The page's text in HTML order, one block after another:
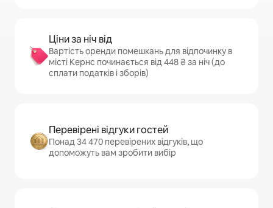
Ціни за ніч від
Вартість оренди помешкань для відпочинку в
місті Кернс починається від 448 ₴ за ніч (до
сплати податків і зборів)
Перевірені відгуки гостей
Понад 34 470 перевірених відгуків, що
допоможуть вам зробити вибір